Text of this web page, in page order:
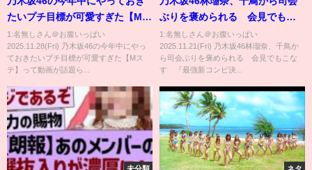
たいプチ目標が可愛すぎた【Mス
テ】
1:名無しさん＠お腹いっぱい
2025.11.28(Fri) 乃木坂46の今年中にやっ
ておきたいプチ目標が可愛すぎた【Mス
テ】って動画が話題ら...
ぶりを褒められる 会見でもこ
なす 『最強新コンビ決定戦
THE ゴールデンコンビ 2025』配
信記念イベント
1:名無しさん＠お腹いっぱい
2025.11.21(Fri) 乃木坂46林瑠奈、千鳥か
ら司会ぶりを褒められる 会見でもこな
す 『最強新コンビ決...